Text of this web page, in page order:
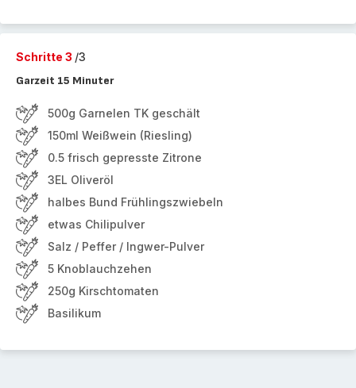
Schritte 3 /3
Garzeit 15 Minuter
500g Garnelen TK geschält
150ml Weißwein (Riesling)
0.5 frisch gepresste Zitrone
3EL Oliveröl
halbes Bund Frühlingszwiebeln
etwas Chilipulver
Salz / Peffer / Ingwer-Pulver
5 Knoblauchzehen
250g Kirschtomaten
Basilikum